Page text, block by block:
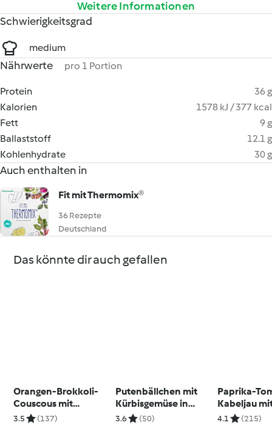
Weitere Informationen
Schwierigkeitsgrad
medium
Nährwerte pro 1 Portion
Protein
36 g
Kalorien
1578 kJ / 377 kcal
Fett
9 g
Ballaststoff
12.1 g
Kohlenhydrate
30 g
Auch enthalten in
Fit mit Thermomix®
36 Rezepte
Deutschland
Das könnte dir auch gefallen
Orangen-Brokkoli-
Couscous mit
Seelachs
3.5 (137)
Putenbällchen mit
Kürbisgemüse in
Currysauce
3.6 (50)
Paprika-
Kabeljau
4.1 (215)